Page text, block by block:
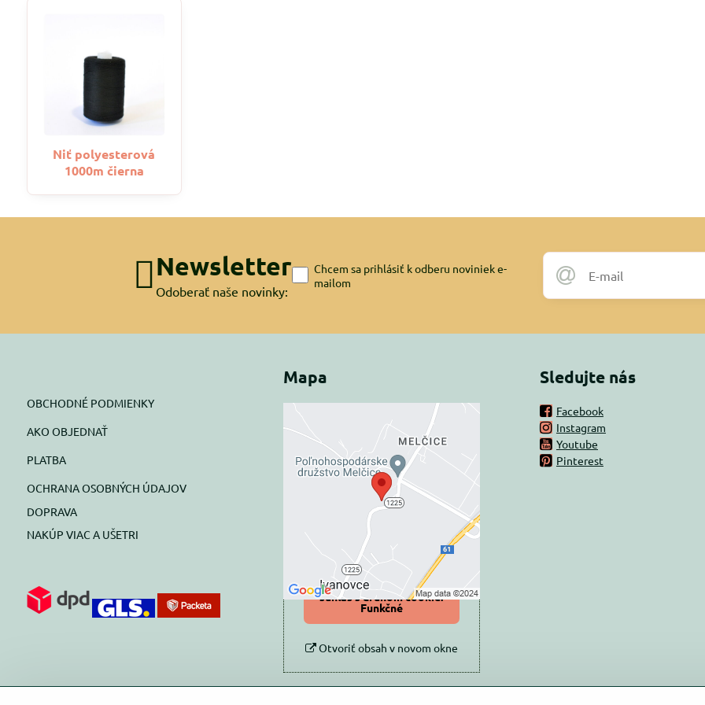
Niť polyesterová
1000m čierna
Newsletter
Odoberať naše novinky:
Chcem sa prihlásiť k odberu noviniek e-
mailom
OBCHODNÉ PODMIENKY
AKO OBJEDNAŤ
PLATBA
OCHRANA OSOBNÝCH ÚDAJOV
DOPRAVA
NAKÚP VIAC A UŠETRI
Mapa
Externý obsah je
blokovaný Voľbami
súkromia
Prajete si načítať externý obsah?
Povoliť tentokrát
Povoliť a zapamätať -
súhlas s druhom cookie:
Funkčné
Otvoriť obsah v novom okne
Sledujte nás
Facebook
Instagram
Youtube
Pinterest